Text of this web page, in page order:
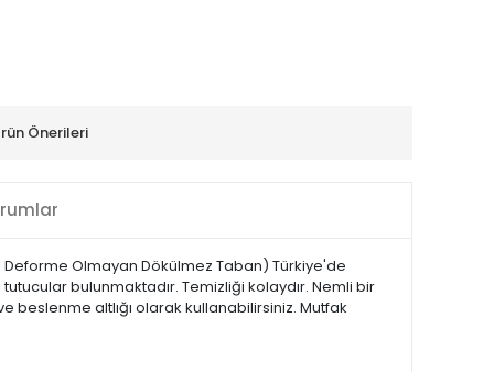
Önerileri
Deforme Olmayan Dökülmez Taban) Türkiye'de
bulunmaktadır. Temizliği kolaydır. Nemli bir
altlığı olarak kullanabilirsiniz. Mutfak